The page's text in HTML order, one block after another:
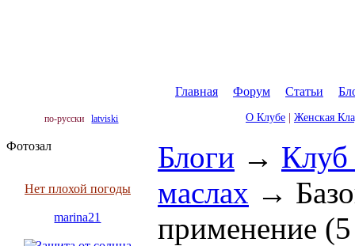
Главная Форум Статьи
по-русски latviski О Клубе Женская
Фотозал
Нет плохой погоды
marina21
Блоги →
маслах →
применение (5